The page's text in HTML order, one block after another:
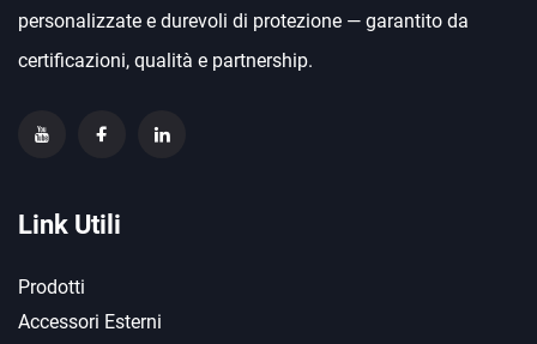
personalizzate e durevoli di protezione — garantito da
certificazioni, qualità e partnership.
Link Utili
Prodotti
Accessori Esterni